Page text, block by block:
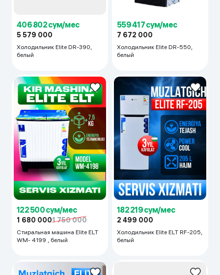
406 802 сум/мес
5 579 000
Холодильник Elite DR-390,
белый
559 417 сум/мес
7 672 000
Холодильник Elite DR-550,
белый
122 500 сум/мес
1 680 0001 750 000
Стиральная машина Elite ELT
WM- 4199 , белый
182 219 сум/мес
2 499 000
Холодильник Elite ELT RF-205,
белый